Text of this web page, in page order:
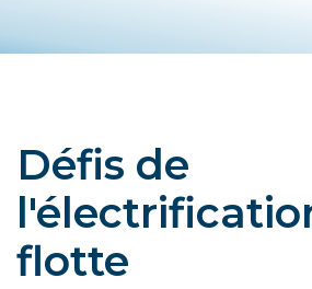
Défis de
flotte